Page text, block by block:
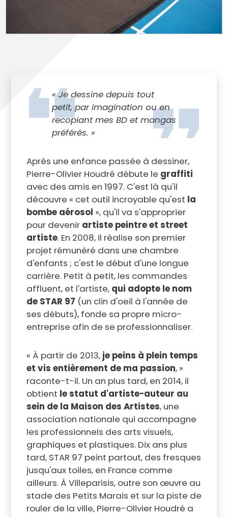
« Je dessine depuis tout
petit, par imagination ou en
recopiant mes BD et mangas
préférés. »
Après une enfance passée à dessiner,
Pierre-Olivier Houdré débute le graffiti
avec des amis en 1997. C'est là qu'il
découvre « cet outil incroyable qu'est la
bombe aérosol », qu'il va s'approprier
pour devenir artiste peintre et street
artiste. En 2008, il réalise son premier
projet rémunéré dans une chambre
d'enfants ; c'est le début d'une longue
carrière. Petit à petit, les commandes
affluent, et l'artiste, qui adopte le nom
de STAR 97 (un clin d'oeil à l'année de
ses débuts), fonde sa propre micro-
entreprise afin de se professionnaliser.
« À partir de 2013, je peins à plein temps
et vis entièrement de ma passion, »
raconte-t-il. Un an plus tard, en 2014, il
obtient le statut d'artiste-auteur au
sein de la Maison des Artistes, une
association nationale qui accompagne
les professionnels des arts visuels,
graphiques et plastiques. Dix ans plus
tard, STAR 97 peint partout, des fresques
jusqu'aux toiles, en France comme
ailleurs. À Villeparisis, outre son œuvre au
stade des Petits Marais et sur la piste de
rouler de la ville, Pierre-Olivier Houdré a